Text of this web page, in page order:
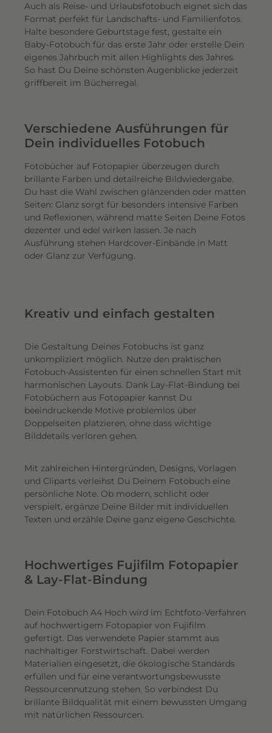
Auch als Reise- und Urlaubsfotobuch eignet sich das
Format perfekt für Landschafts- und Familienfotos.
Halte besondere Geburtstage fest, gestalte ein
Baby-Fotobuch für das erste Jahr oder erstelle Dein
eigenes Jahrbuch mit allen Highlights des Jahres.
So hast Du Deine schönsten Augenblicke jederzeit
griffbereit im Bücherregal.
Verschiedene Ausführungen für
Dein individuelles Fotobuch
Fotobücher auf Fotopapier überzeugen durch
brillante Farben und detailreiche Bildwiedergabe.
Du hast die Wahl zwischen glänzenden oder matten
Seiten: Glanz sorgt für besonders intensive Farben
und Reflexionen, während matte Seiten Deine Fotos
dezenter und edel wirken lassen. Je nach
Ausführung stehen Hardcover-Einbände in Matt
oder Glanz zur Verfügung.
Kreativ und einfach gestalten
Die Gestaltung Deines Fotobuchs ist ganz
unkompliziert möglich. Nutze den praktischen
Fotobuch-Assistenten für einen schnellen Start mit
harmonischen Layouts. Dank Lay-Flat-Bindung bei
Fotobüchern aus Fotopapier kannst Du
beeindruckende Motive problemlos über
Doppelseiten platzieren, ohne dass wichtige
Bilddetails verloren gehen.
Mit zahlreichen Hintergründen, Designs, Vorlagen
und Cliparts verleihst Du Deinem Fotobuch eine
persönliche Note. Ob modern, schlicht oder
verspielt, ergänze Deine Bilder mit individuellen
Texten und erzähle Deine ganz eigene Geschichte.
Hochwertiges Fujifilm Fotopapier
& Lay-Flat-Bindung
Dein Fotobuch A4 Hoch wird im Echtfoto-Verfahren
auf hochwertigem Fotopapier von Fujifilm
gefertigt. Das verwendete Papier stammt aus
nachhaltiger Forstwirtschaft. Dabei werden
Materialien eingesetzt, die ökologische Standards
erfüllen und für eine verantwortungsbewusste
Ressourcennutzung stehen. So verbindest Du
brillante Bildqualität mit einem bewussten Umgang
mit natürlichen Ressourcen.